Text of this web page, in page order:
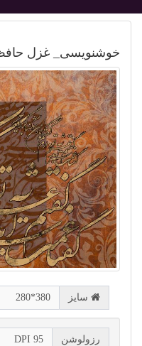
خوشنویسی_ غزل
سایز 380*280
رزولوشن DPI 95